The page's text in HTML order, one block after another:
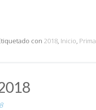
con 2018, Inicio,